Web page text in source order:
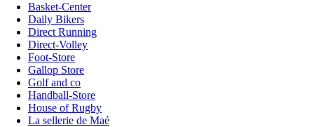
Basket-Center
Daily Bikers
Direct Running
Direct-Volley
Foot-Store
Gallop Store
Golf and co
Handball-Store
House of Rugby
La sellerie de Maé